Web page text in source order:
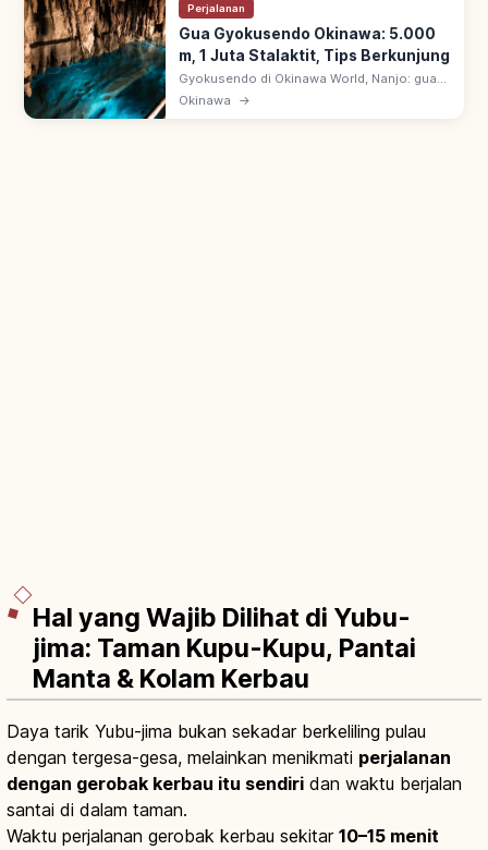
Perjalanan
Gua Gyokusendo Okinawa: 5.000
m, 1 Juta Stalaktit, Tips Berkunjung
Gyokusendo di Okinawa World, Nanjo: gua
kapur ~5.000 m dengan 1+ juta stalaktit.
Okinawa →
Hal yang Wajib Dilihat di Yubu-
jima: Taman Kupu-Kupu, Pantai
Manta & Kolam Kerbau
Daya tarik Yubu-jima bukan sekadar berkeliling pulau
dengan tergesa-gesa, melainkan menikmati perjalanan
dengan gerobak kerbau itu sendiri dan waktu berjalan
santai di dalam taman.
Waktu perjalanan gerobak kerbau sekitar 10–15 menit